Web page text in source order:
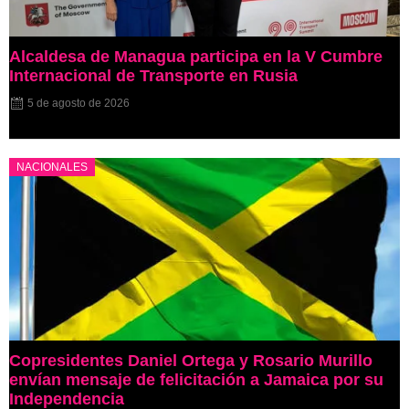
Alcaldesa de Managua participa en la V Cumbre
Internacional de Transporte en Rusia
5 de agosto de 2026
NACIONALES
Copresidentes Daniel Ortega y Rosario Murillo
envían mensaje de felicitación a Jamaica por su
Independencia